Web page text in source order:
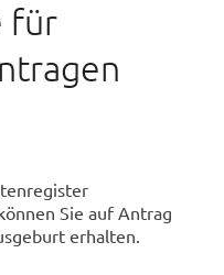
für
Sie auf Antrag
erhalten.